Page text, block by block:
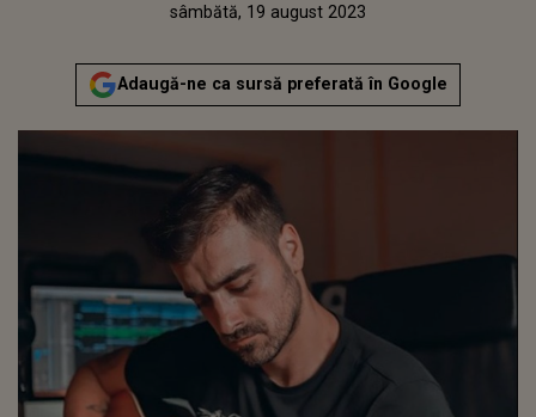
vineri, 19 august 2022Actualizat:
sâmbătă, 19 august 2023
Adaugă-ne ca sursă preferată în Google